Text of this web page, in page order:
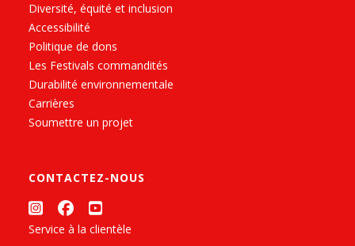
Diversité, équité et inclusion
Accessibilité
Politique de dons
Les Festivals commandités
Durabilité environnementale
Carrières
Soumettre un projet
CONTACTEZ-NOUS
Service à la clientèle